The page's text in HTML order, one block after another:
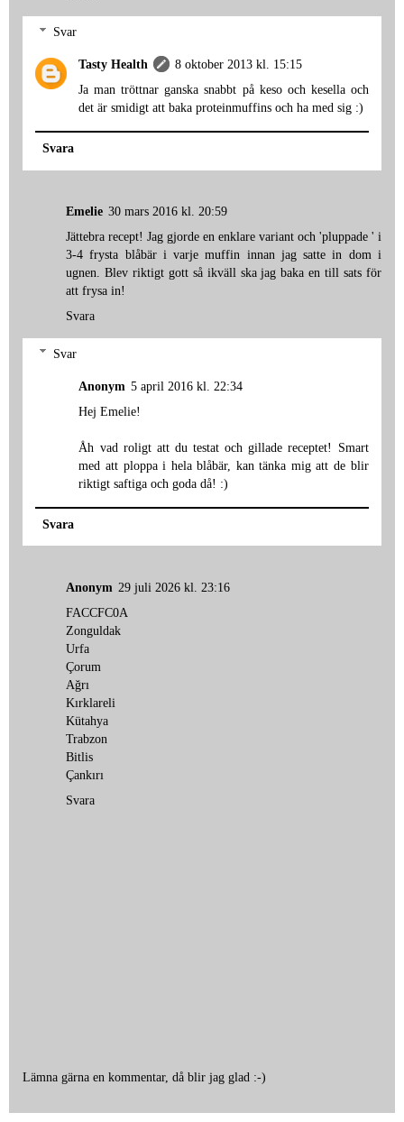
Svar
Tasty Health
8 oktober 2013 kl. 15:15
Ja man tröttnar ganska snabbt på keso och kesella och
det är smidigt att baka proteinmuffins och ha med sig :)
Svara
Emelie 30 mars 2016 kl. 20:59
Jättebra recept! Jag gjorde en enklare variant och 'pluppade ' i
3-4 frysta blåbär i varje muffin innan jag satte in dom i
ugnen. Blev riktigt gott så ikväll ska jag baka en till sats för
att frysa in!
Svara
Svar
Anonym 5 april 2016 kl. 22:34
Hej Emelie!
Åh vad roligt att du testat och gillade receptet! Smart
med att ploppa i hela blåbär, kan tänka mig att de blir
riktigt saftiga och goda då! :)
Svara
Anonym 29 juli 2026 kl. 23:16
FACCFC0A
Zonguldak
Urfa
Çorum
Ağrı
Kırklareli
Kütahya
Trabzon
Bitlis
Çankırı
Svara
Lämna gärna en kommentar, då blir jag glad :-)